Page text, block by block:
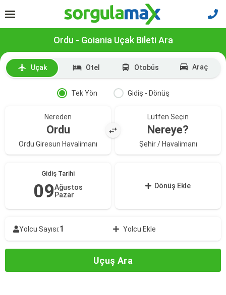
Ordu - Goiania Uçak Bileti Ara
Uçak Otel Otobüs Araç
Tek Yön Gidiş - Dönüş
Nereden
Ordu
Ordu Giresun Havalimanı
Lütfen Seçin
Nereye?
Şehir / Havalimanı
Gidiş Tarihi
09Ağustos
Pazar
Dönüş Ekle
Yolcu Sayısı:1 Yolcu Ekle
Uçuş Ara